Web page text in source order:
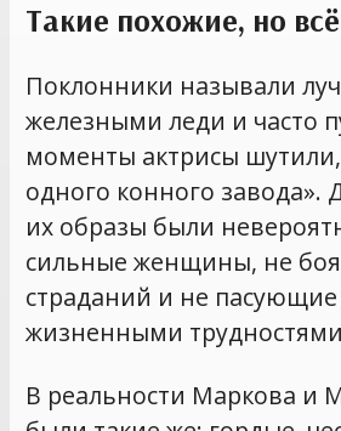
Такие похожие, но
Поклонники называли
железными леди и часто
моменты актрисы
одного конного завода».
их образы были
сильные женщины, не
страданий и не
жизненными
В реальности Маркова и